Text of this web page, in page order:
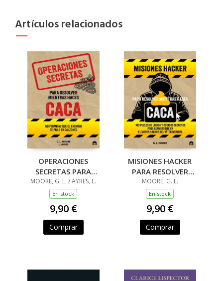
Artículos relacionados
OPERACIONES
SECRETAS PARA
RESOLVER MIENTRAS
HACES CACA
MOORE, G. L. / AYRES, L.
En stock
9,90 €
Comprar
MISIONES HACKER
PARA RESOLVER
MIENTRAS HACES
CACA
MOORE, G. L.
En stock
9,90 €
Comprar